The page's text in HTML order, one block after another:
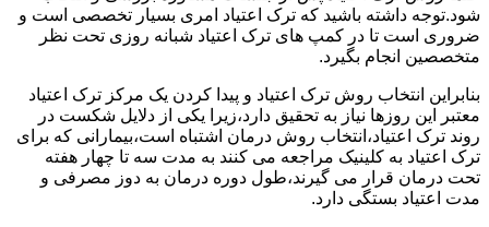
شود.توجه داشته باشید که ترک اعتیاد امری بسیار تخصصی است و
ضروری است تا در کمپ های ترک اعتیاد شبانه روزی تحت نظر
متخصصین انجام بگیرد.
بنابراین انتخاب روش ترک اعتیاد و پیدا کردن یک مرکز ترک اعتیاد
معتبر این روزها نیاز به تحقیق دارد،زیرا یکی از دلایل شکست در
روند ترک اعتیاد،انتخاب روش درمان اشتباه است،بیمارانی که برای
ترک اعتیاد به کلینیک مراجعه می کنند به مدت سه تا چهار هفته
تحت درمان قرار می گیرند،طول دوره درمان به دوز مصرفی و
مدت اعتیاد بستگی دارد.